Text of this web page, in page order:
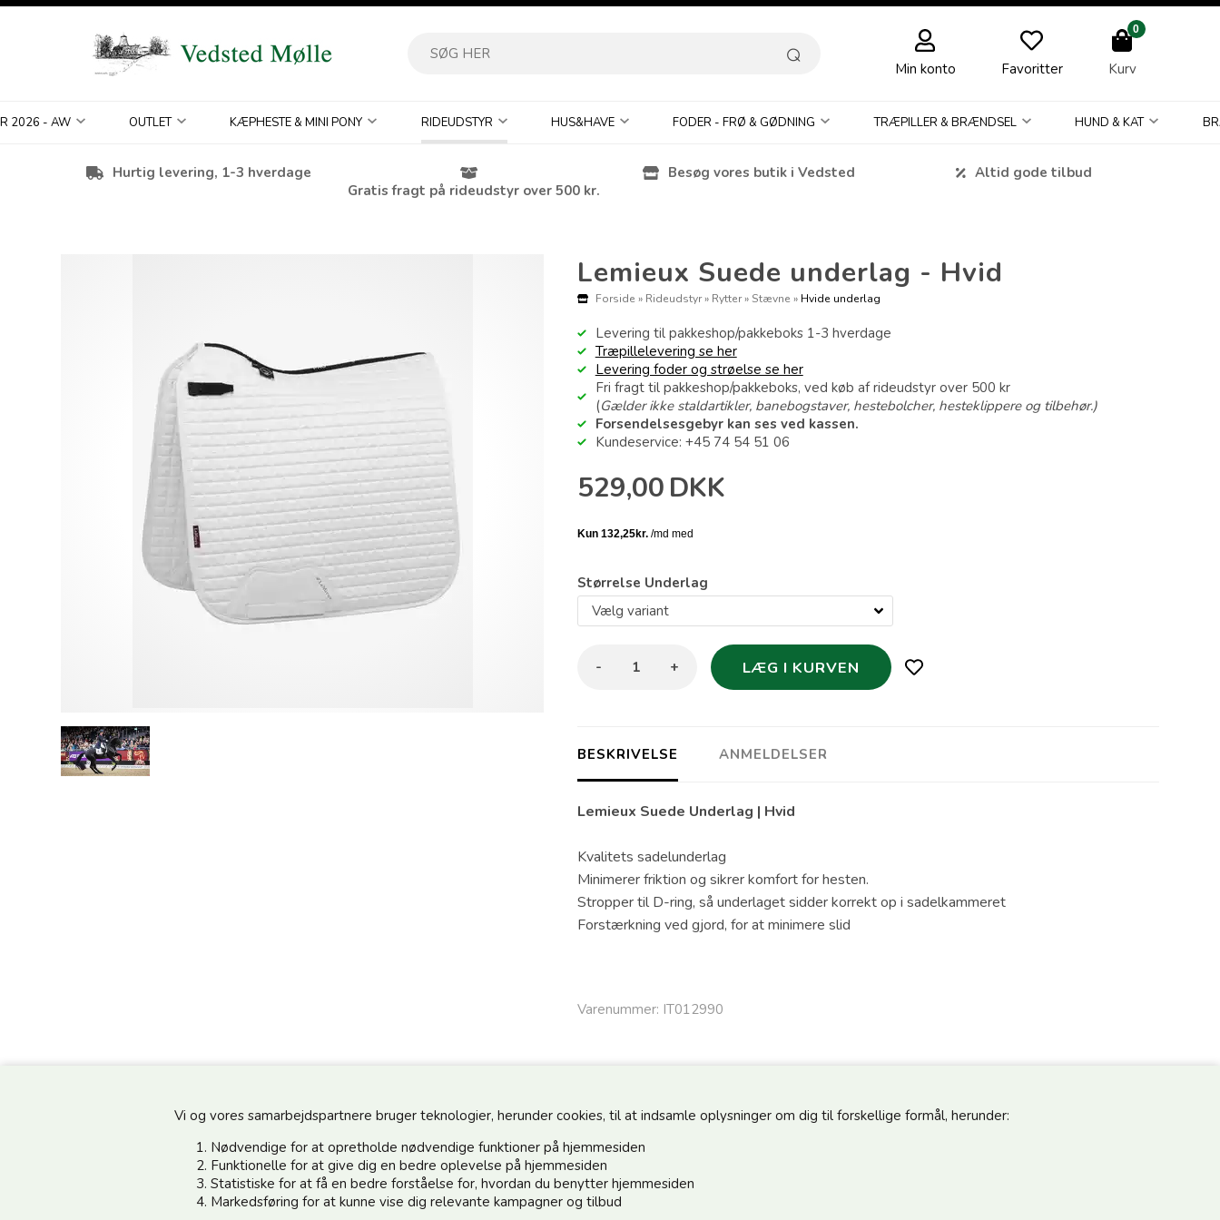
Vi og vores samarbejdspartnere bruger teknologier, herunder cookies, til at indsamle oplysninger om dig til forskellige formål, herunder:
Nødvendige for at opretholde nødvendige funktioner på hjemmesiden
Funktionelle for at give dig en bedre oplevelse på hjemmesiden
Statistiske for at få en bedre forståelse for, hvordan du benytter hjemmesiden
Markedsføring for at kunne vise dig relevante kampagner og tilbud
Min konto Favoritter
0
Kurv
2026 - AW OUTLET KÆPHESTE & MINI PONY RIDEUDSTYR HUS&HAVE FODER - FRØ & GØDNING TRÆPILLER & BRÆNDSEL HUND & KAT
Hurtig levering, 1-3 hverdage
Gratis fragt på rideudstyr over 500 kr.
Besøg vores butik i Vedsted Altid gode tilbud
Lemieux Suede underlag - Hvid
Forside » Rideudstyr» Rytter» Stævne » Hvide underlag
Levering til pakkeshop/pakkeboks 1-3 hverdage
Træpillelevering se her
Levering foder og strøelse se her
Fri fragt til pakkeshop/pakkeboks, ved køb af rideudstyr over 500 kr
(Gælder ikke staldartikler, banebogstaver, hestebolcher, hesteklippere og tilbehør.)
Forsendelsesgebyr kan ses ved kassen.
Kundeservice: +45 74 54 51 06
529,00DKK
Størrelse Underlag
- +
BESKRIVELSE ANMELDELSER
Lemieux Suede Underlag | Hvid
Kvalitets sadelunderlag
Minimerer friktion og sikrer komfort for hesten.
Stropper til D-ring, så underlaget sidder korrekt op i sadelkammeret
Forstærkning ved gjord, for at minimere slid
Varenummer: IT012990
Kundeservice